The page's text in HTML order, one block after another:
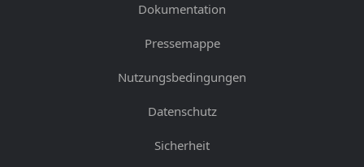
Dokumentation
Pressemappe
Nutzungsbedingungen
Datenschutz
Sicherheit